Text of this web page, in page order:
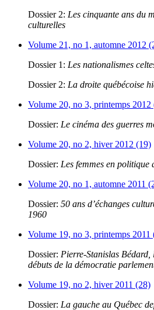
Dossier 2: Les cinquante ans du
culturelles
Volume 21, no 1, automne 2012
Dossier 1: Les nationalismes
Dossier 2: La droite québécoise
Volume 20, no 3, printemps 2012
Dossier: Le cinéma des guerres
Volume 20, no 2, hiver 2012 (19)
Dossier: Les femmes en politique
Volume 20, no 1, automne 2011
Dossier: 50 ans d’échanges
1960
Volume 19, no 3, printemps 2011
Dossier: Pierre-Stanislas Bédard,
débuts de la démocratie
Volume 19, no 2, hiver 2011 (28)
Dossier: La gauche au Québec